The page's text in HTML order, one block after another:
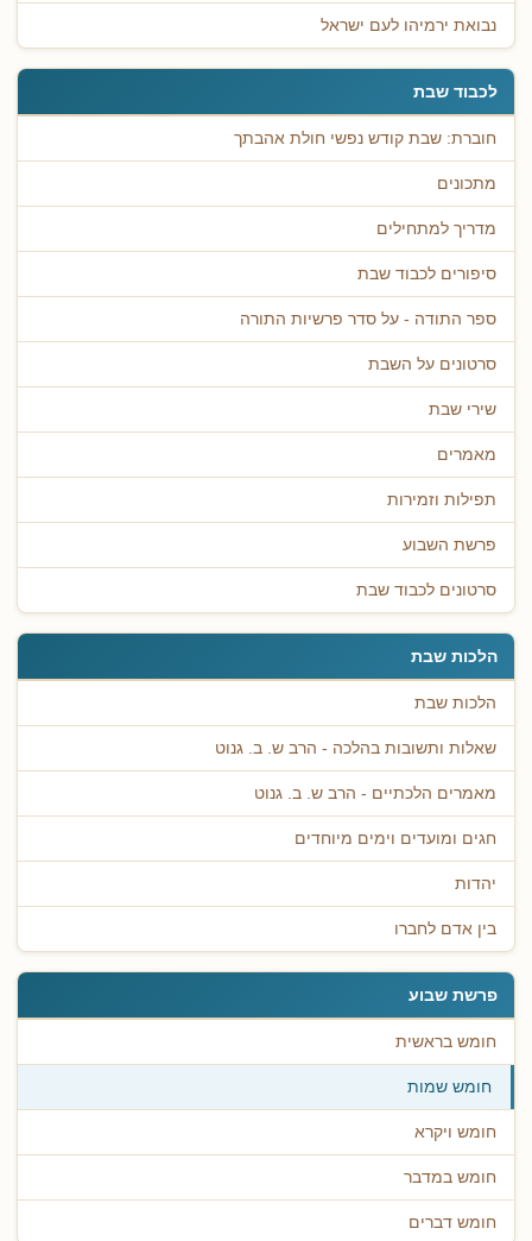
נבואת ירמיהו לעם ישראל
לכבוד שבת
חוברת: שבת קודש נפשי חולת אהבתך
מתכונים
מדריך למתחילים
סיפורים לכבוד שבת
ספר התודה - על סדר פרשיות התורה
סרטונים על השבת
שירי שבת
מאמרים
תפילות וזמירות
פרשת השבוע
סרטונים לכבוד שבת
הלכות שבת
הלכות שבת
שאלות ותשובות בהלכה - הרב ש. ב. גנוט
מאמרים הלכתיים - הרב ש. ב. גנוט
חגים ומועדים וימים מיוחדים
יהדות
בין אדם לחברו
פרשת שבוע
חומש בראשית
חומש שמות
חומש ויקרא
חומש במדבר
חומש דברים